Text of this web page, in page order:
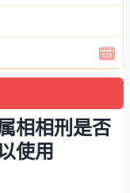
相相刑是否
使用